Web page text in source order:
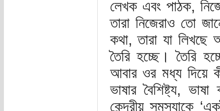
লেখক এবং পাঠক,
তারা নিজেরাও তো
কথা, তারা যা লিখছে
তৈরি হচ্ছে। তৈরি
আবার ওর মধ্য দিয়ে
ভাষার বৈশিষ্ট্য,
কেন্দ্রীয় সমস্যাকে